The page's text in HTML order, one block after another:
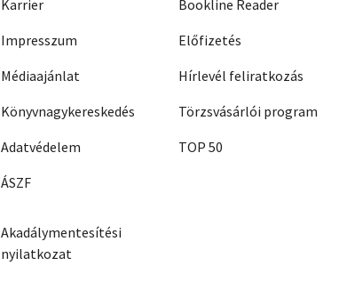
Karrier
Impresszum
Médiaajánlat
Könyvnagykereskedés
Adatvédelem
ÁSZF
Akadálymentesítési
nyilatkozat
Bookline Reader
Előfizetés
Hírlevél feliratkozás
Törzsvásárlói program
TOP 50